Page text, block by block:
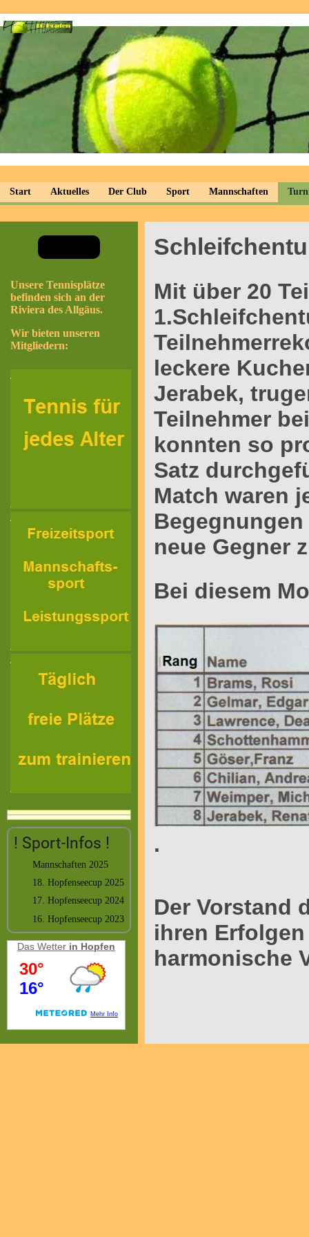
Start Aktuelles Der Club Sport Mannschaften
Unsere Tennisplätze
befinden sich an der
Riviera des Allgäus.
Wir bieten unseren
Mitgliedern:
! Sport-Infos !
Mannschaften 2025
18. Hopfenseecup 2025
17. Hopfenseecup 2024
16. Hopfenseecup 2023
Das Wetter in Hopfen
Mit über 20
leckere
Jerabek,
Teilnehmer
konnten so
Satz
Match waren
neue Gegner
Bei diesem
.
Der Vorstand
ihren
harmonische